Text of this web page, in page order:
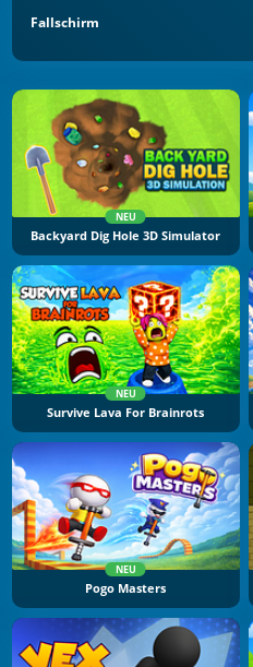
Fallschirm
NEU
Backyard Dig Hole 3D Simulator
NEU
Survive Lava For Brainrots
NEU
Pogo Masters